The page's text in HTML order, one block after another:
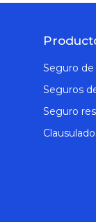
Seguro
Seguros
Seguro